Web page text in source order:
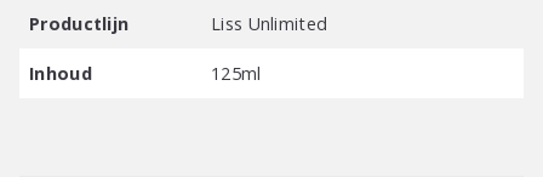
gewenst in model.
Stap 3. Gebruik voor een optimaal resultaat ook de Liss
Productlijn Liss Unlimited
Inhoud 125ml